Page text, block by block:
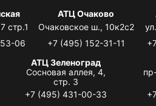
стр.1
06
АТЦ Очаково
Очаковское ш., 10к2с2
+7 (495) 152-31-11
АТЦ Зеленоград
Сосновая аллея, 4,
стр. 3
+7 (495) 431-00-33